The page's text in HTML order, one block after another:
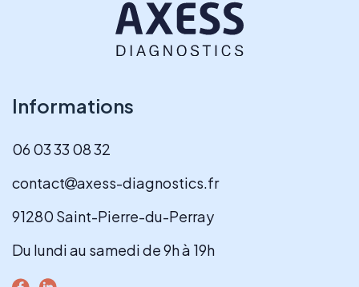
Informations
06 03 33 08 32
contact
axess-diagnostics.fr
91280 Saint-Pierre-du-Perray
Du lundi au samedi de 9h à 19h